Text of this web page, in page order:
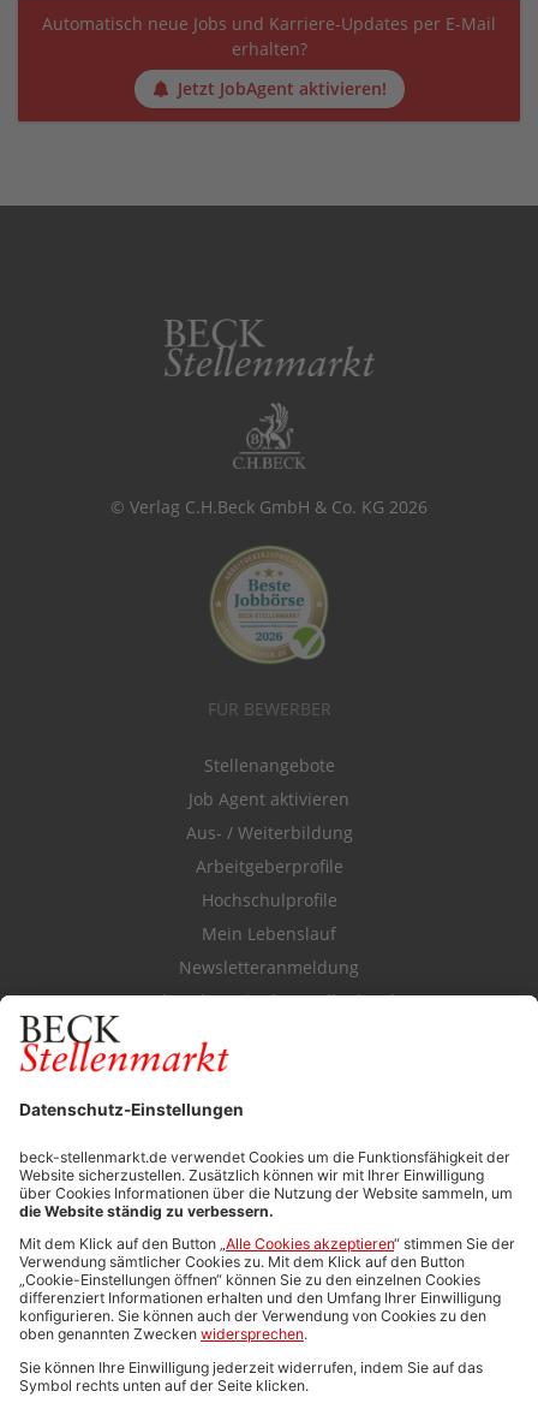
Automatisch neue Jobs und Karriere-Updates per E-Mail
erhalten?
Jetzt JobAgent aktivieren!
© Verlag C.H.Beck GmbH & Co. KG 2026
FÜR BEWERBER
Stellenangebote
Job Agent aktivieren
Aus- / Weiterbildung
Arbeitgeberprofile
Hochschulprofile
Mein Lebenslauf
Newsletteranmeldung
Durchsuchen Sie den Stellenkatalog
FÜR ARBEITGEBER
Stellenmarktpreise
Anzeigen-AGB
Media-Daten
Newsletteranmeldung
Produktübersicht
ALLGEMEIN
FAQs
Impressum